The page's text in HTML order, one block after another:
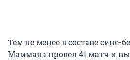
Тем не менее в составе сине-
Маммана провел 41 матч и